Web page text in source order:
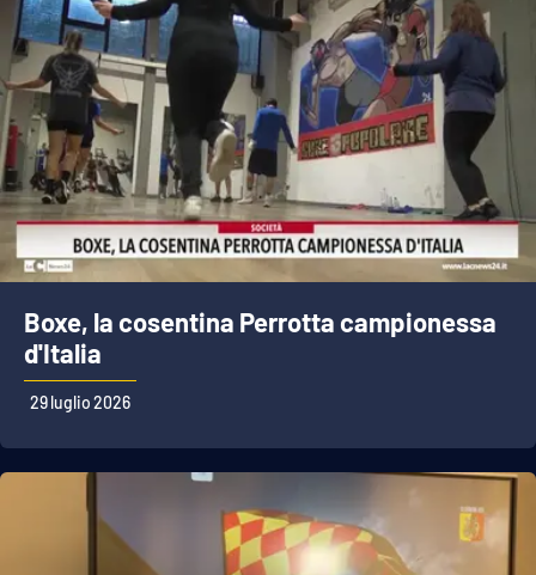
Boxe, la cosentina Perrotta campionessa
d'Italia
29 luglio 2026